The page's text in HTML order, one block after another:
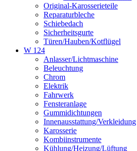
Original-Karosserieteile
Reparaturbleche
Schiebedach
Sicherheitsgurte
Türen/Hauben/Kotflügel
W 124
Anlasser/Lichtmaschine
Beleuchtung
Chrom
Elektrik
Fahrwerk
Fensteranlage
Gummidichtungen
Innenausstattung/Verkleidung
Karosserie
Kombiinstrumente
Kühlung/Heizung/Lüftung